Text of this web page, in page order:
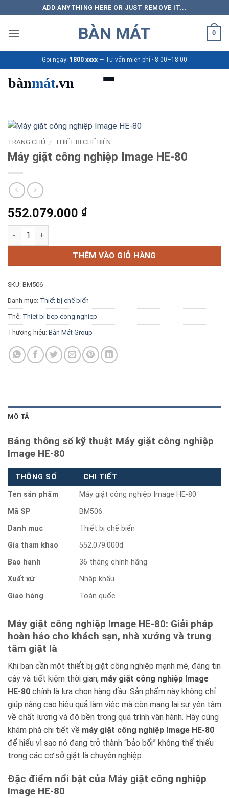
qua
nội
ADD ANYTHING HERE OR JUST REMOVE IT...
BÀN MÁT 0
Gọi ngay: 1800 xxxx — Tư vấn miễn phí · 8:00–18:00
bànmát.vn
Sản phẩm
Thương hiệu
Bảng giá 2026
Ứng dụng
Blog kiến thức
Liên hệ
Báo giá miễn phí →
TRANG CHỦ / THIẾT BỊ CHẾ BIẾN
Máy giặt công nghiệp Image HE-80
552.079.000 ₫
Máy giặt công nghiệp Image HE-80 số lượng
THÊM VÀO GIỎ HÀNG
SKU: BM506
Danh mục: Thiết bị chế biến
Thẻ: Thiet bi bep cong nghiep
Thương hiệu: Bàn Mát Group
MÔ TẢ
Bảng thông số kỹ thuật Máy giặt công nghiệp
Image HE-80
THÔNG SỐ
CHI TIẾT
Ten sản phẩm
Máy giặt công nghiệp Image HE-80
Mã SP
BM506
Danh muc
Thiết bị chế biến
Gia tham khao
552.079.000d
Bao hanh
36 tháng chính hãng
Xuất xứ
Nhập khẩu
Giao hàng
Toàn quốc
Máy giặt công nghiệp Image HE-80: Giải pháp
hoàn hảo cho khách sạn, nhà xưởng và trung
tâm giặt là
Khi bạn cần một thiết bị giặt công nghiệp mạnh mẽ, đáng tin
cậy và tiết kiệm thời gian, máy giặt công nghiệp Image
HE-80 chính là lựa chọn hàng đầu. Sản phẩm này không chỉ
giúp nâng cao hiệu quả làm việc mà còn mang lại sự yên tâm
về chất lượng và độ bền trong quá trình vận hành. Hãy cùng
khám phá chi tiết về máy giặt công nghiệp Image HE-80
để hiểu vì sao nó đang trở thành “bảo bối” không thể thiếu
trong các cơ sở giặt là chuyên nghiệp.
Đặc điểm nổi bật của Máy giặt công nghiệp
Image HE-80